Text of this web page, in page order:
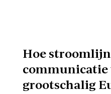
Hoe
communicatie
grootschalig